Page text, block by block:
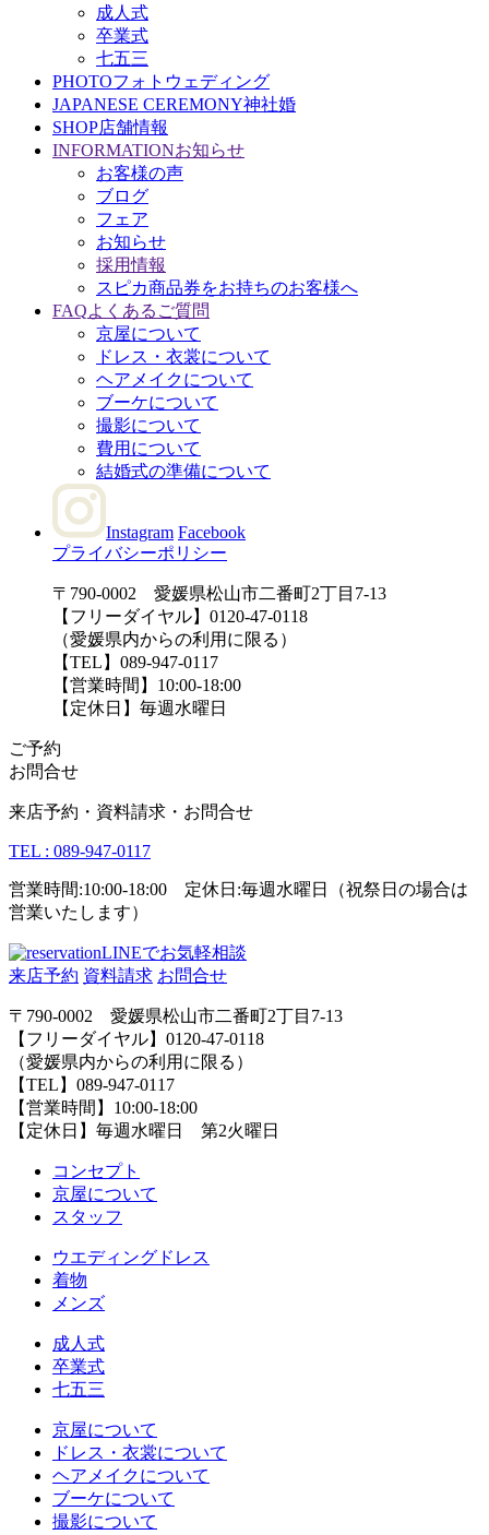
成人式
卒業式
七五三
PHOTOフォトウェディング
JAPANESE CEREMONY神社婚
SHOP店舗情報
INFORMATIONお知らせ
お客様の声
ブログ
フェア
お知らせ
採用情報
スピカ商品券をお持ちのお客様へ
FAQよくあるご質問
京屋について
ドレス・衣裳について
ヘアメイクについて
ブーケについて
撮影について
費用について
結婚式の準備について
Instagram Facebook
プライバシーポリシー
〒790-0002 愛媛県松山市二番町2丁目7-13
【フリーダイヤル】0120-47-0118
（愛媛県内からの利用に限る）
【TEL】089-947-0117
【営業時間】10:00-18:00
【定休日】毎週水曜日
ご予約
お問合せ
来店予約・資料請求・お問合せ
TEL : 089-947-0117
営業時間:10:00-18:00 定休日:毎週水曜日（祝祭日の場合は
営業いたします）
LINEでお気軽相談
来店予約 資料請求 お問合せ
〒790-0002 愛媛県松山市二番町2丁目7-13
【フリーダイヤル】0120-47-0118
（愛媛県内からの利用に限る）
【TEL】089-947-0117
【営業時間】10:00-18:00
【定休日】毎週水曜日 第2火曜日
コンセプト
京屋について
スタッフ
ウエディングドレス
着物
メンズ
成人式
卒業式
七五三
京屋について
ドレス・衣裳について
ヘアメイクについて
ブーケについて
撮影について